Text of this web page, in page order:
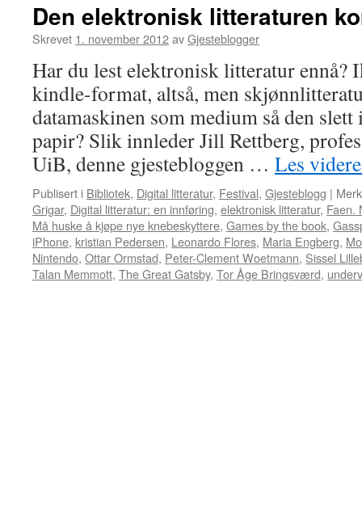
Den elektronisk litteraturen
Skrevet 1. november 2012avGjesteblogger
Har du lest elektronisk litteratur ennå?
kindle-format, altså, men
datamaskinen som medium så den
papir? Slik innleder Jill Rettberg,
UiB, denne gjestebloggen … Les
Publisert i Bibliotek, Digital litteratur, Festival, Gjesteblogg |
Grigar, Digital litteratur: en innføring, elektronisk litteratur, Faen.
Må huske å kjøpe nye knebeskyttere, Games by the book,
iPhone, kristian Pedersen, Leonardo Flores, Maria Engberg,
Nintendo, Ottar Ormstad, Peter-Clement Woetmann, Sissel
Talan Memmott, The Great Gatsby, Tor Åge Bringsværd,